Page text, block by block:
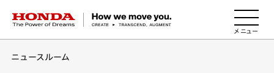
HONDA The Power of Dreams
ニュースルーム